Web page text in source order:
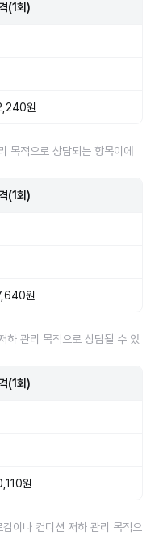
(1회)
원
목적으로 상담되는 항목이에
(1회)
원
하 관리 목적으로 상담될 수 있
(1회)
원
이나 컨디션 저하 관리 목적으